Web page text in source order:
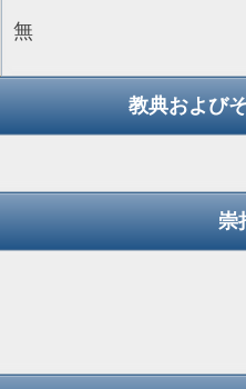
無
教典および
崇